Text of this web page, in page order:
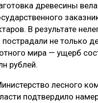
древесины
В результате
пострадали не только
мира — ущерб
рублей.
лесного
подтвердило